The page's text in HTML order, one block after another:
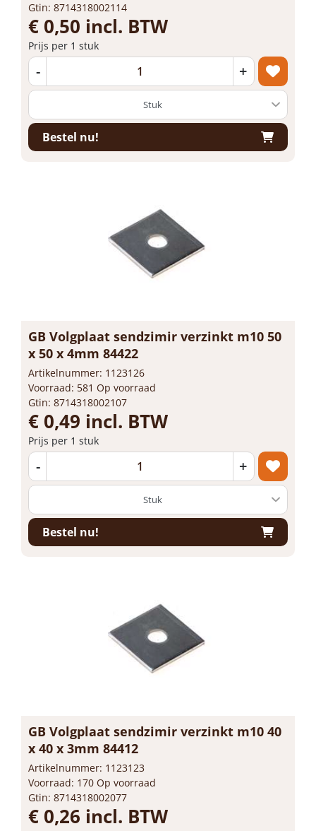
Gtin: 8714318002114
€ 0,50 incl. BTW
Prijs per 1 stuk
- +
Bestel nu!
GB Volgplaat sendzimir verzinkt m10 50
x 50 x 4mm 84422
Artikelnummer: 1123126
Voorraad: 581 Op voorraad
Gtin: 8714318002107
€ 0,49 incl. BTW
Prijs per 1 stuk
- +
Bestel nu!
GB Volgplaat sendzimir verzinkt m10 40
x 40 x 3mm 84412
Artikelnummer: 1123123
Voorraad: 170 Op voorraad
Gtin: 8714318002077
€ 0,26 incl. BTW